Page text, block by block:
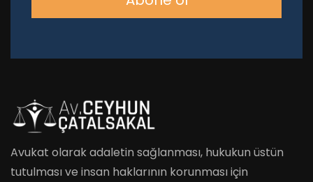
Avukat olarak adaletin sağlanması, hukukun üstün
tutulması ve insan haklarının korunması için